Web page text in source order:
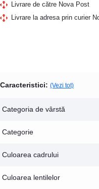
Livrare de către Nova Post
Livrare la adresa prin curier
Caracteristici: (Vezi tot)
Categoria de vârstă
Categorie
Culoarea cadrului
Culoarea lentilelor